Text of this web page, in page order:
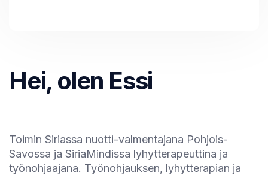
Hei, olen Essi
Toimin Siriassa nuotti-valmentajana Pohjois-
Savossa ja SiriaMindissa lyhytterapeuttina ja
työnohjaajana. Työnohjauksen, lyhytterapian ja